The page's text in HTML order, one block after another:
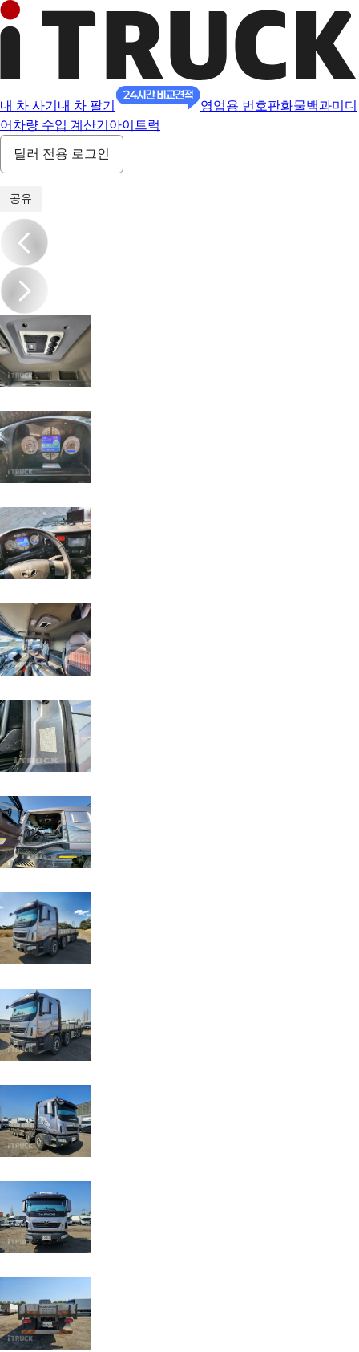
내 차 사기 내 차 팔기 영업용 번호판화물백과미디
어 차량 수입 계산기 아이트럭
딜러 전용 로그인
공유
/14